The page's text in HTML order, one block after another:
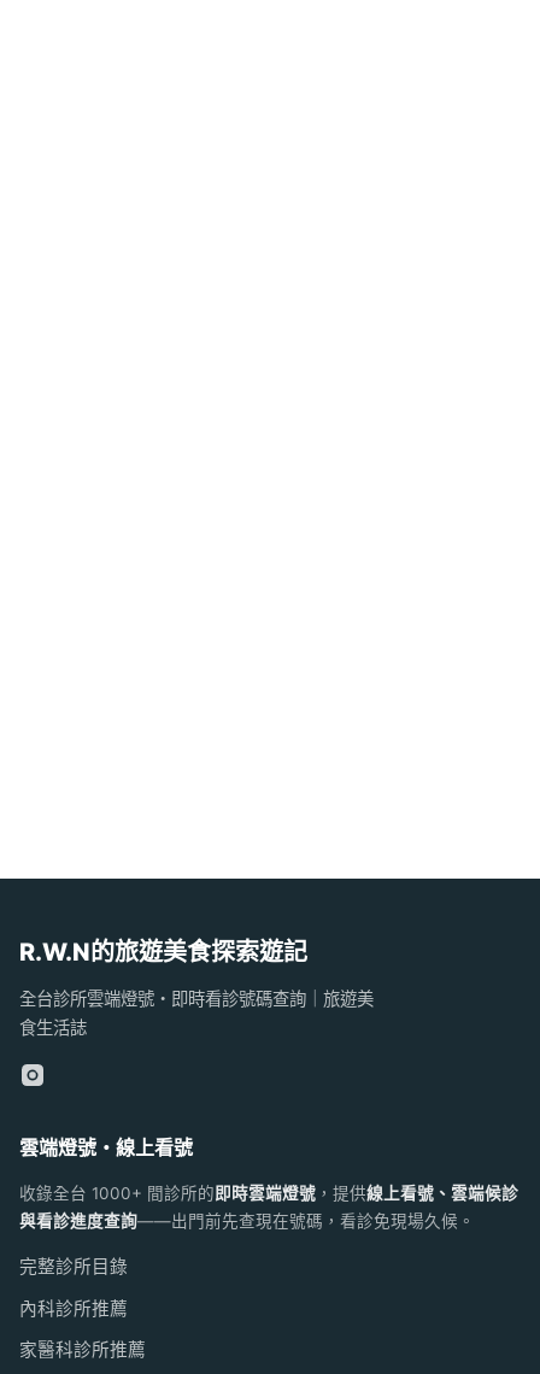
R.W.N的旅遊美食探索遊記
全台診所雲端燈號・即時看診號碼查詢｜旅遊美
食生活誌
雲端燈號・線上看號
收錄全台 1000+ 間診所的即時雲端燈號 ，提供線上看號、雲端候診
與看診進度查詢——出門前先查現在號碼，看診免現場久候。
完整診所目錄
內科診所推薦
家醫科診所推薦